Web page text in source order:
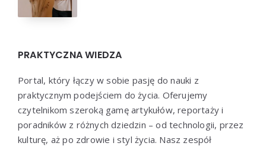
PRAKTYCZNA WIEDZA
Portal, który łączy w sobie pasję do nauki z
praktycznym podejściem do życia. Oferujemy
czytelnikom szeroką gamę artykułów, reportaży i
poradników z różnych dziedzin – od technologii, przez
kulturę, aż po zdrowie i styl życia. Nasz zespół